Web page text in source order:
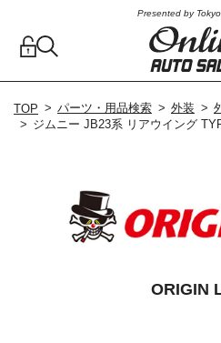
Presented by
TOP パーツ・用品検索 外装
ジムニー JB23系 リアウイング
ORIGIN